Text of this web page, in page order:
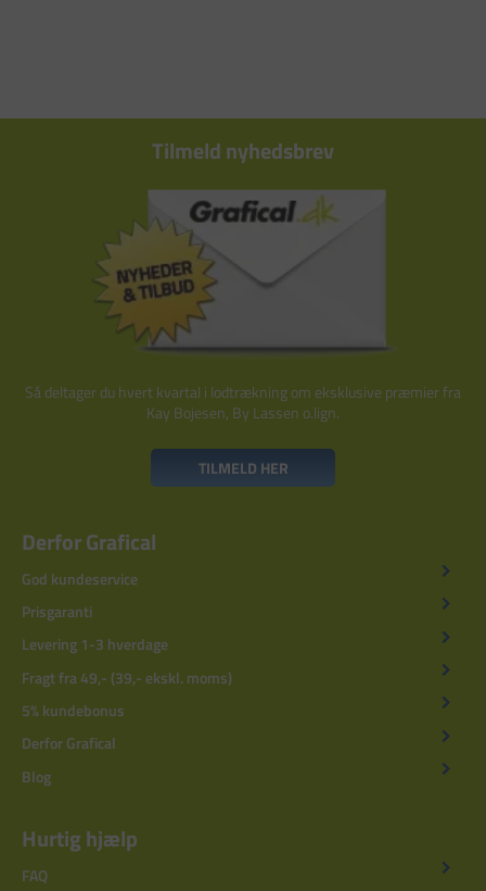
Tilmeld nyhedsbrev
Så deltager du hvert kvartal i lodtrækning om eksklusive præmier fra
Kay Bojesen, By Lassen o.lign.
TILMELD HER
Derfor Grafical
God kundeservice
Prisgaranti
Levering 1-3 hverdage
Fragt fra 49,- (39,- ekskl. moms)
5% kundebonus
Derfor Grafical
Blog
Hurtig hjælp
FAQ